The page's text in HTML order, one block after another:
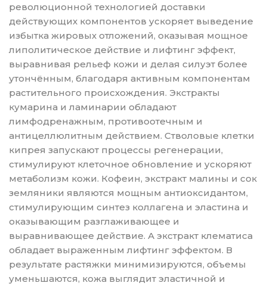
революционной технологией доставки
действующих компонентов ускоряет выведение
избытка жировых отложений, оказывая мощное
липолитическое действие и лифтинг эффект,
выравнивая рельеф кожи и делая силуэт более
утончённым, благодаря активным компонентам
растительного происхождения. Экстракты
кумарина и ламинарии обладают
лимфодренажным, противоотечным и
антицеллюлитным действием. Стволовые клетки
кипрея запускают процессы регенерации,
стимулируют клеточное обновление и ускоряют
метаболизм кожи. Кофеин, экстракт малины и сок
земляники являются мощным антиоксидантом,
стимулирующим синтез коллагена и эластина и
оказывающим разглаживающее и
выравнивающее действие. А экстракт клематиса
обладает выраженным лифтинг эффектом. В
результате растяжки минимизируются, объемы
уменьшаются, кожа выглядит эластичной и